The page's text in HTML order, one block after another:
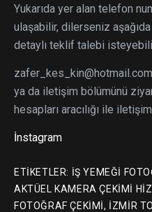
Yukarıda yer alan telefon
ulaşabilir, dilerseniz
detaylı teklif talebi
zafer_kes_kin@hotmail.com
ya da iletişim bölümünü
hesapları aracılığı ile
İnstagram
ETIKETLER: IŞ YEMEĞI
AKTÜEL KAMERA ÇEKIMI
FOTOĞRAF ÇEKIMI, IZMIR